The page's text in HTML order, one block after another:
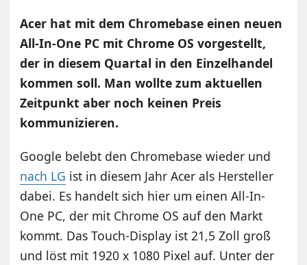
Acer hat mit dem Chromebase einen neuen
All-In-One PC mit Chrome OS vorgestellt,
der in diesem Quartal in den Einzelhandel
kommen soll. Man wollte zum aktuellen
Zeitpunkt aber noch keinen Preis
kommunizieren.
Google belebt den Chromebase wieder und
nach LG ist in diesem Jahr Acer als Hersteller
dabei. Es handelt sich hier um einen All-In-
One PC, der mit Chrome OS auf den Markt
kommt. Das Touch-Display ist 21,5 Zoll groß
und löst mit 1920 x 1080 Pixel auf. Unter der